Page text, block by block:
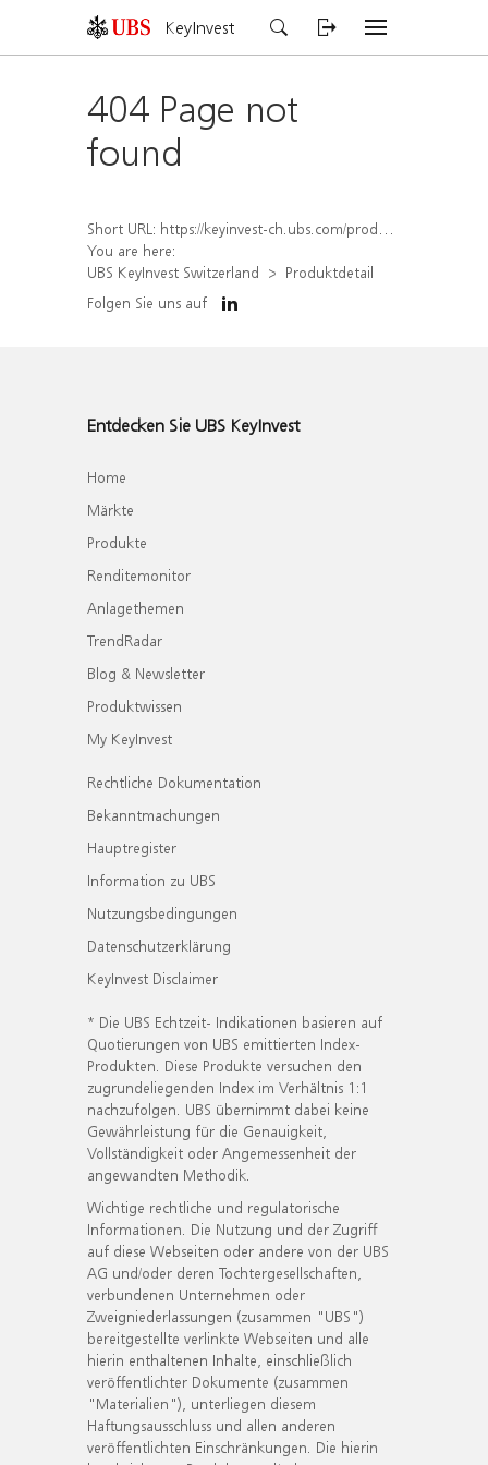
KeyInvest
404 Page not
found
Short URL: https://keyinvest-ch.ubs.com/produkt/detail/index/isin/CH1574369034
You are here:
UBS KeyInvest Switzerland
Produktdetail
Folgen Sie uns auf
Entdecken Sie UBS KeyInvest
Home
Märkte
Produkte
Renditemonitor
Anlagethemen
TrendRadar
Blog & Newsletter
Produktwissen
My KeyInvest
Rechtliche Dokumentation
Bekanntmachungen
Hauptregister
Information zu UBS
Nutzungsbedingungen
Datenschutzerklärung
KeyInvest Disclaimer
* Die UBS Echtzeit- Indikationen basieren auf
Quotierungen von UBS emittierten Index-
Produkten. Diese Produkte versuchen den
zugrundeliegenden Index im Verhältnis 1:1
nachzufolgen. UBS übernimmt dabei keine
Gewährleistung für die Genauigkeit,
Vollständigkeit oder Angemessenheit der
angewandten Methodik.
Wichtige rechtliche und regulatorische
Informationen. Die Nutzung und der Zugriff
auf diese Webseiten oder andere von der UBS
AG und/oder deren Tochtergesellschaften,
verbundenen Unternehmen oder
Zweigniederlassungen (zusammen "UBS")
bereitgestellte verlinkte Webseiten und alle
hierin enthaltenen Inhalte, einschließlich
veröffentlichter Dokumente (zusammen
"Materialien"), unterliegen diesem
Haftungsausschluss und allen anderen
veröffentlichten Einschränkungen. Die hierin